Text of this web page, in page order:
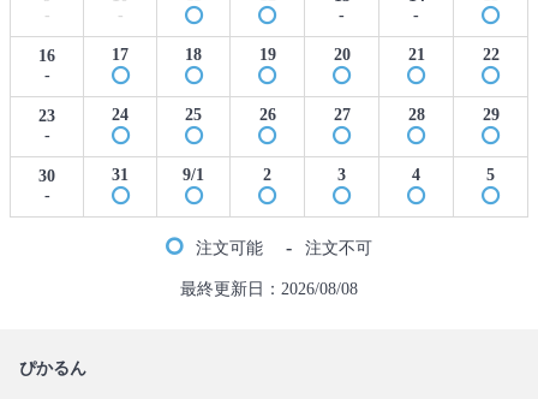
-
-
-
-
16
-
17 18 19 20 21 22
23
-
24 25 26 27 28 29
30
-
31 9/1 2 3 4 5
注文可能 - 注文不可
最終更新日：2026/08/08
ぴかるん